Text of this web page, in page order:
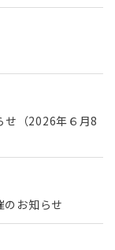
せ（2026年６月8
お知らせ